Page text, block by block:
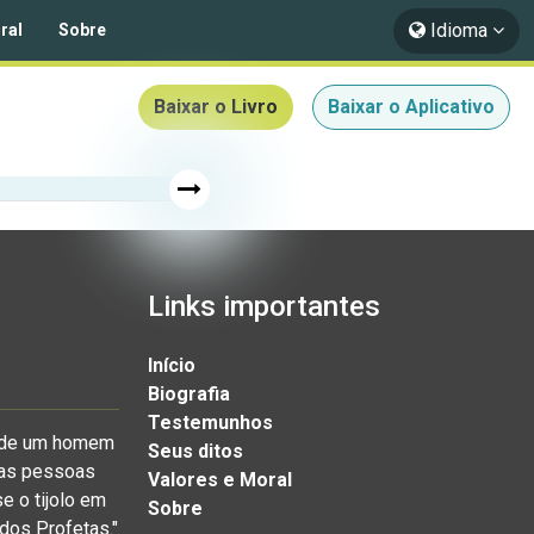
Sobre Idioma
Baixar o Livro Baixar o Aplicativo
um homem
pessoas
o tijolo em
Profetas."
Links importantes
Início
Biografia
Testemunhos
Seus ditos
Valores e Moral
Sobre